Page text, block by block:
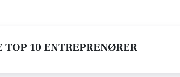
10 ENTREPRENØRER